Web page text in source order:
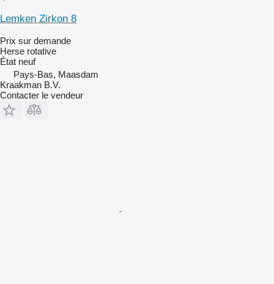
Lemken Zirkon 8
Prix sur demande
Herse rotative
État neuf
Pays-Bas, Maasdam
Kraakman B.V.
Contacter le vendeur